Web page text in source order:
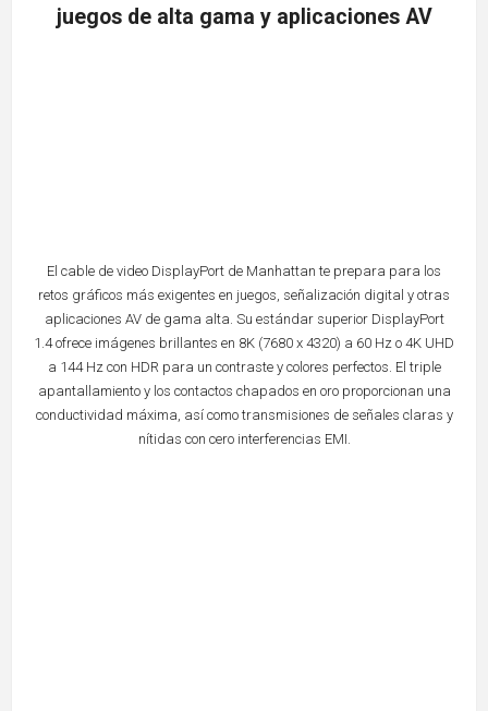
juegos de alta gama y aplicaciones AV
El cable de video DisplayPort de Manhattan te prepara para los
retos gráficos más exigentes en juegos, señalización digital y otras
aplicaciones AV de gama alta. Su estándar superior DisplayPort
1.4 ofrece imágenes brillantes en 8K (7680 x 4320) a 60 Hz o 4K UHD
a 144 Hz con HDR para un contraste y colores perfectos. El triple
apantallamiento y los contactos chapados en oro proporcionan una
conductividad máxima, así como transmisiones de señales claras y
nítidas con cero interferencias EMI.